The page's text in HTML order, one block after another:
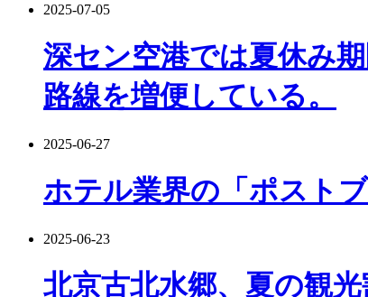
2025-07-05
深セン空港では夏休み
路線を増便している。
2025-06-27
ホテル業界の「ポスト
2025-06-23
北京古北水郷、夏の観